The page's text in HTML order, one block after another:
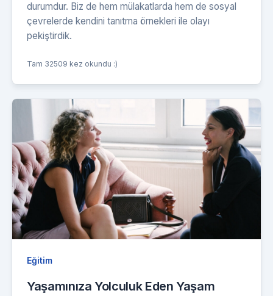
durumdur. Biz de hem mülakatlarda hem de sosyal
çevrelerde kendini tanıtma örnekleri ile olayı
pekiştirdik.
Tam 32509 kez okundu :)
Eğitim
Yaşamınıza Yolculuk Eden Yaşam